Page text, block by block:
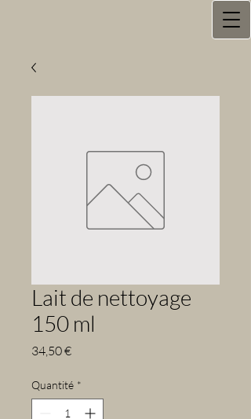
Lait de nettoyage
150 ml
34,50 €Prix
Quantité *